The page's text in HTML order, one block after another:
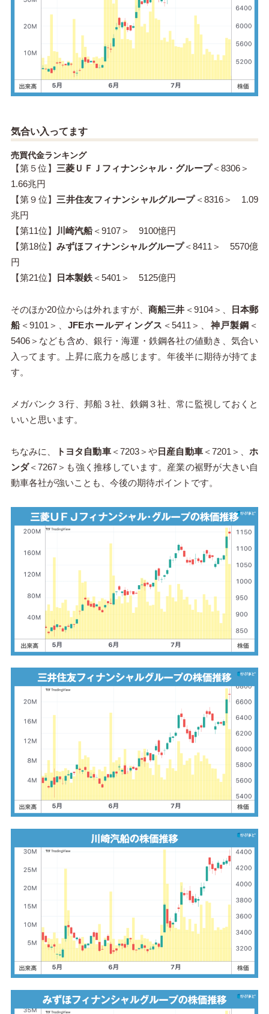
気合い入ってます
売買代金ランキング
【第５位】 三菱ＵＦＪフィナンシャル・グループ＜8306＞
1.66兆円
【第９位】 三井住友フィナンシャルグループ＜8316＞ 1.09
兆円
【第11位】
川崎汽船＜9107＞ 9100憶円
【第18位】みずほフィナンシャルグループ＜8411＞ 5570億
円
【第21位】
日本製鉄＜5401＞ 5125億円
そのほか20位からは外れますが、 商船三井 ＜9104＞、
日本郵
船＜9101＞、JFEホールディングス ＜5411＞、 神戸製鋼 ＜
5406＞なども含め、銀行・海運・鉄鋼各社の値動き、気合い
入ってます。上昇に底力を感じます。年後半に期待が持てま
す。
メガバンク３行、邦船３社、鉄鋼３社、常に監視しておくと
いいと思います。
ちなみに、 トヨタ自動車＜7203＞や 日産自動車 ＜7201＞、ホ
ンダ＜7267＞も強く推移しています。産業の裾野が大きい自
動車各社が強いことも、今後の期待ポイントです。